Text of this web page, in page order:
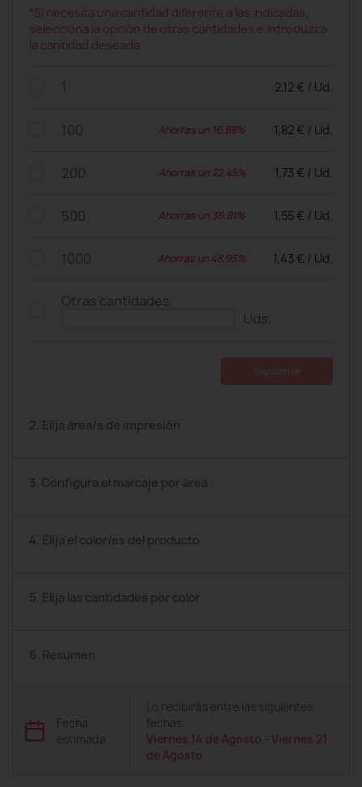
*Si necesita una cantidad diferente a las indicadas,
selecciona la opción de otras cantidades e introduzca
la cantidad deseada
1 2,12 € / Ud.
100 Ahorras un 16,88% 1,82 € / Ud.
200 Ahorras un 22,45% 1,73 € / Ud.
500 Ahorras un 36,81% 1,55 € / Ud.
1000 Ahorras un 48,95% 1,43 € / Ud.
Otras cantidades
Uds.
2. Elija área/s de impresión
3. Configura el marcaje por área
4. Elija el color/es del producto
5. Elija las cantidades por color
6. Resumen
Fecha
estimada
Lo recibirás entre las siguientes
fechas:
Viernes 14 de Agosto -Viernes 21
de Agosto